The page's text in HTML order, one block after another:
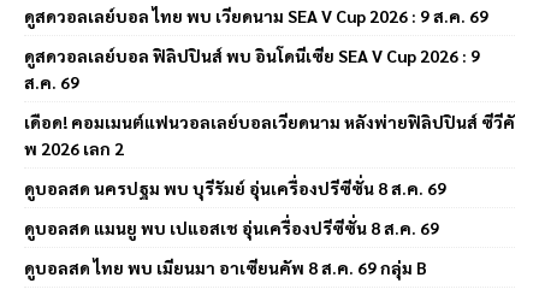
ดูสดวอลเลย์บอล ไทย พบ เวียดนาม SEA V Cup 2026 : 9 ส.ค. 69
ดูสดวอลเลย์บอล ฟิลิปปินส์ พบ อินโดนีเซีย SEA V Cup 2026 : 9
ส.ค. 69
เดือด! คอมเมนต์แฟนวอลเลย์บอลเวียดนาม หลังพ่ายฟิลิปปินส์ ซีวีคั
พ 2026 เลก 2
ดูบอลสด นครปฐม พบ บุรีรัมย์ อุ่นเครื่องปรีซีซั่น 8 ส.ค. 69
ดูบอลสด แมนยู พบ เปแอสเช อุ่นเครื่องปรีซีซั่น 8 ส.ค. 69
ดูบอลสด ไทย พบ เมียนมา อาเซียนคัพ 8 ส.ค. 69 กลุ่ม B